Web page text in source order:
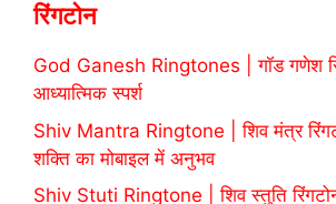
रिंगटोन
God Ganesh Ringtones | गॉड गणेश
आध्यात्मिक स्पर्श
Shiv Mantra Ringtone | शिव मंत्र
शक्ति का मोबाइल में अनुभव
Shiv Stuti Ringtone | शिव स्तुति